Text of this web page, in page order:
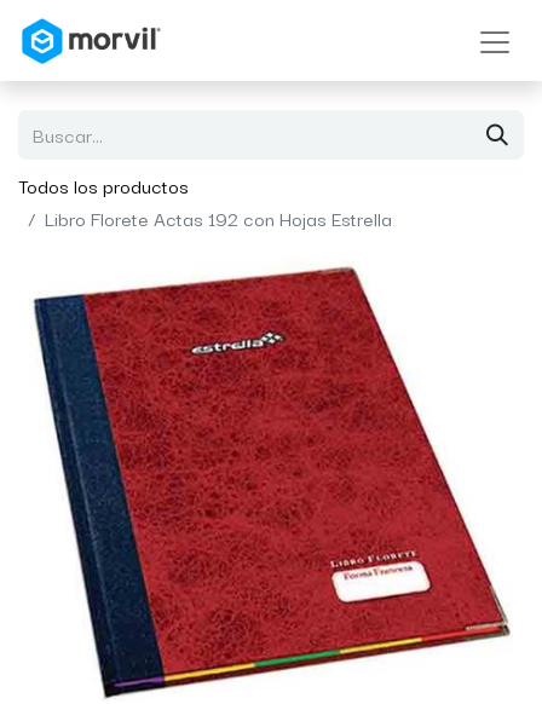
Todos los productos
Libro Florete Actas 192 con Hojas Estrella